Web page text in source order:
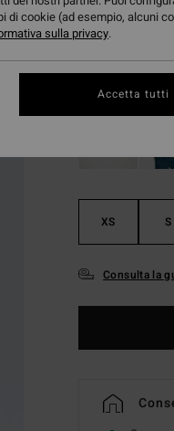
XS S
Consulta la
di cookie (ad esempio, alcuni
sulla privacy.
Accetta tutti